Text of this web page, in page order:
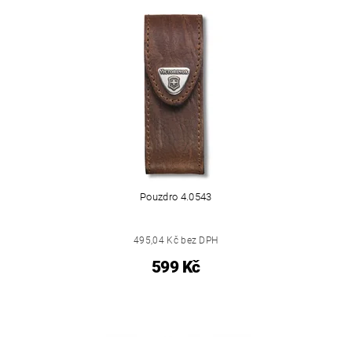
Pouzdro 4.0543
495,04 Kč bez DPH
599 Kč